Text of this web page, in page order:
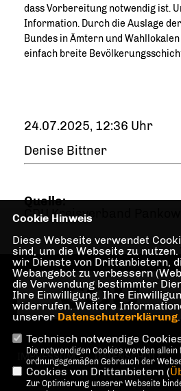
dass Vorbereitung notwendig ist.
Information. Durch die Auslage
Bundes in Ämtern und
einfach breite
24.07.2025, 12:36 Uhr
Denise Bittner
Quelle:
CDU Kreisverband Pankow
IMPRESSUM DATENSCHUTZ
Cookie Hinweis
Diese Webseite verwendet
sind, um die Webseite zu
wir Dienste von Drittanbietern,
Webangebot zu verbessern
die Verwendung bestimmter
Ihre Einwilligung. Ihre
widerrufen. Weitere
unserer Datenschutzerklärung.
Technisch notwendige
Die notwendigen Cookies werden allein
ordnungsgemäßen Gebrauch der
Cookies von Drittanbietern (
Zur Optimierung unserer Webseite